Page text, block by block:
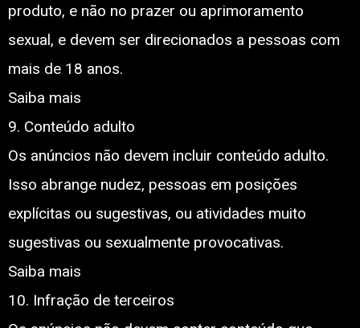
produto, e não no prazer ou aprimoramento
sexual, e devem ser direcionados a pessoas com
mais de 18 anos.
Saiba mais
9. Conteúdo adulto
Os anúncios não devem incluir conteúdo adulto.
Isso abrange nudez, pessoas em posições
explícitas ou sugestivas, ou atividades muito
sugestivas ou sexualmente provocativas.
Saiba mais
10. Infração de terceiros